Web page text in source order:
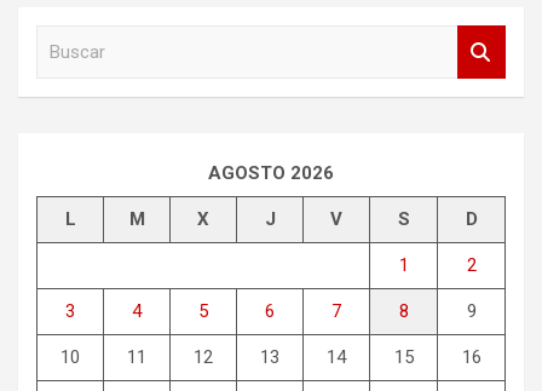
AGOSTO 2026
L M X J V S D
1 2
3 4 5 6 7 8 9
10 11 12 13 14 15 16